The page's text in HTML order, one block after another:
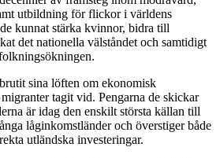
utbildning för flickor i världens
kunnat stärka kvinnor, bidra till
det nationella välståndet och samtidigt
sina löften om ekonomisk
tagit vid. Pengarna de skickar
är idag den enskilt största källan till
låginkomstländer och överstiger både
utländska investeringar.